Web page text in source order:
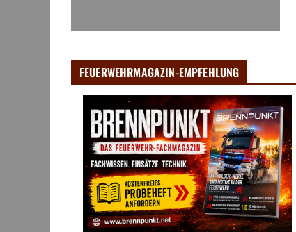
FEUERWEHRMAGAZIN-EMPFEHLUNG